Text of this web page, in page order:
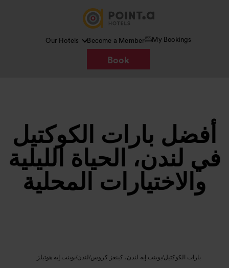
Our Hotels Become a Member My Bookings
Book
أفضل بارات الكوكتيل
في لندن، الحياة الليلية
والاختيارات المحلية
بوينت إيه هوتيلز/لندن/بوينت إيه لندن، كينغز كروس/بارات الكوكتيل